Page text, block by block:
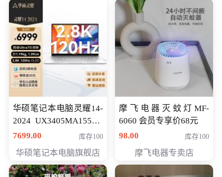
华硕笔记本电脑灵耀14-
2024 UX3405MA155夜
空蓝 oled 智慧轻薄本 会
7699.00 库存100
华硕笔记本电脑旗舰店
摩飞电器灭蚊灯MF-
6060 会员专享价68元
98.00
库存100
摩飞电器专卖店